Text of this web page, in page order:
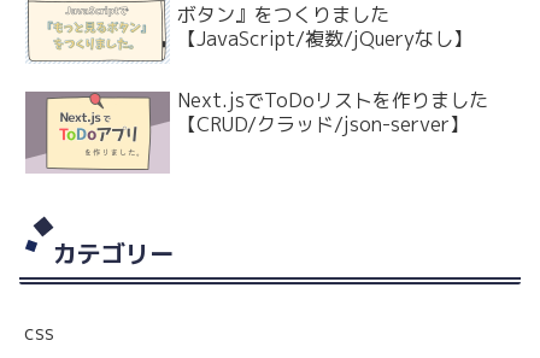
ボタン』をつくりました
【JavaScript/複数/jQueryなし】
Next.jsでToDoリストを作りました
【CRUD/クラッド/json-server】
カテゴリー
css